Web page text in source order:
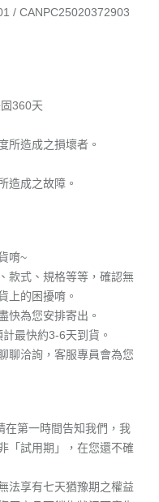
/ CANPC25020372903
360天
所造成之損壞者。
造成之故障。
唷~
款式、規格等等，確認無
上的困擾唷。
快為您安排寄出。
最快約3-6天到貨。
聊洽詢，客服專員會為您
在第一時間告知我們，我
「試用期」，在您還不確
法享有七天猶豫期之權益